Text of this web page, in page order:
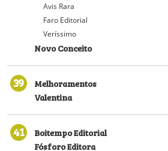
Avis Rara
Faro Editorial
Veríssimo
Novo Conceito
39
Melhoramentos
Valentina
41
Boitempo Editorial
Fósforo Editora